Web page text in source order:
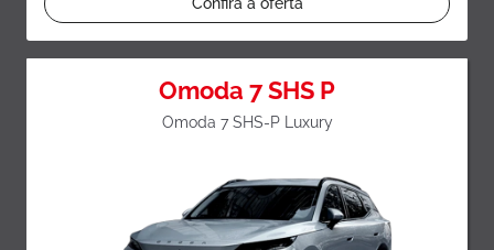
Omoda 7 SHS P
Omoda 7 SHS-P Luxury